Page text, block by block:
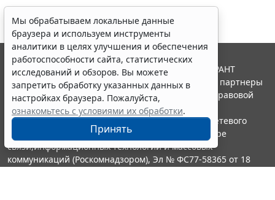
Мы обрабатываем локальные данные
браузера и используем инструменты
аналитики в целях улучшения и обеспечения
работоспособности сайта, статистических
исследований и обзоров. Вы можете
запретить обработку указанных данных в
настройках браузера. Пожалуйста,
ознакомьтесь с условиями их обработки.
Принять
© ООО "НПП "ГАРАНТ-СЕРВИС", 2026. Система ГАРАНТ
выпускается с 1990 года. Компания "Гарант" и ее партнеры
являются участниками Российской ассоциации правовой
информации ГАРАНТ.
Портал ГАРАНТ.РУ зарегистрирован в качестве сетевого
издания Федеральной службой по надзору в сфере
связи,информационных технологий и массовых
коммуникаций (Роскомнадзором), Эл № ФС77-58365 от 18